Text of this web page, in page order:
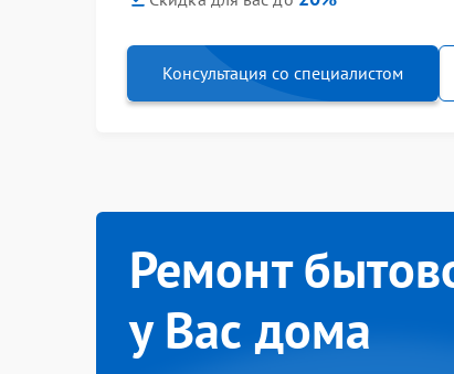
Консультация со специалистом
Ремонт
у Вас дома